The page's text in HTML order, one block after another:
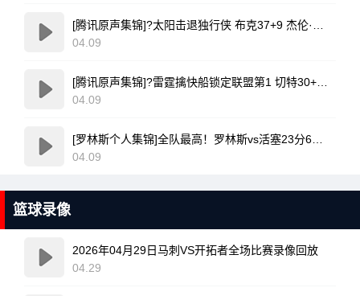
04.09
04.09
04.09
篮球录像
2026年04月29日马刺VS开拓者全场比赛录像回放
04.29